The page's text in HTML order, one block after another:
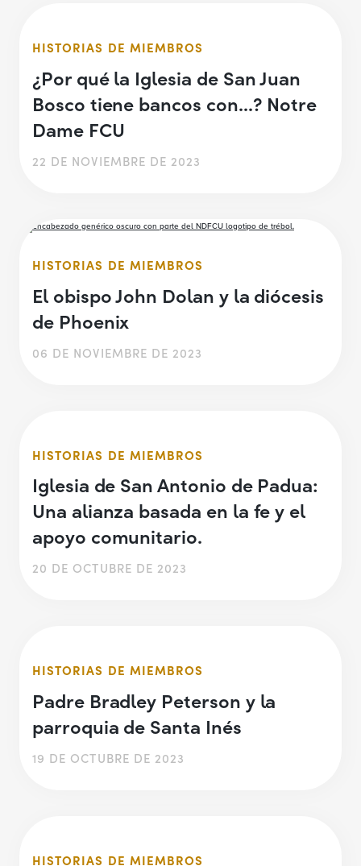
HISTORIAS DE MIEMBROS
¿Por qué la Iglesia de San Juan
Bosco tiene bancos con...? Notre
Dame FCU
22 DE NOVIEMBRE DE 2023
HISTORIAS DE MIEMBROS
El obispo John Dolan y la diócesis
de Phoenix
06 DE NOVIEMBRE DE 2023
HISTORIAS DE MIEMBROS
Iglesia de San Antonio de Padua:
Una alianza basada en la fe y el
apoyo comunitario.
20 DE OCTUBRE DE 2023
HISTORIAS DE MIEMBROS
Padre Bradley Peterson y la
parroquia de Santa Inés
19 DE OCTUBRE DE 2023
HISTORIAS DE MIEMBROS